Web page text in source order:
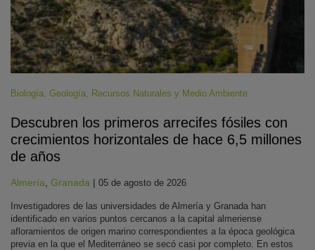
Biología Geología Recursos Naturales y Medio Ambiente
Descubren los primeros arrecifes fósiles con
crecimientos horizontales de hace 6,5 millones
de años
Almería Granada | 05 de agosto de 2026
Investigadores de las universidades de Almería y Granada han
identificado en varios puntos cercanos a la capital almeriense
afloramientos de origen marino correspondientes a la época geológica
previa en la que el Mediterráneo se secó casi por completo. En estos